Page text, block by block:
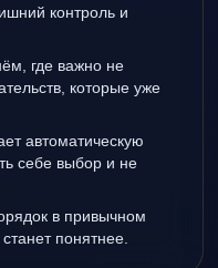
контроль и
где важно не
которые уже
автоматическую
себе выбор и не
в привычном
понятнее.